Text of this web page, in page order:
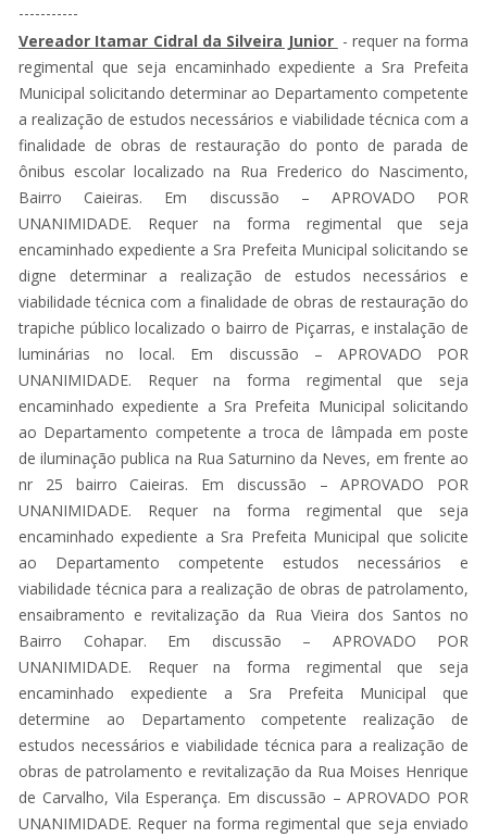
-----------
Vereador Itamar Cidral da Silveira Junior - requer na forma
regimental que seja encaminhado expediente a Sra Prefeita
Municipal solicitando determinar ao Departamento competente
a realização de estudos necessários e viabilidade técnica com a
finalidade de obras de restauração do ponto de parada de
ônibus escolar localizado na Rua Frederico do Nascimento,
Bairro Caieiras. Em discussão – APROVADO POR
UNANIMIDADE. Requer na forma regimental que seja
encaminhado expediente a Sra Prefeita Municipal solicitando se
digne determinar a realização de estudos necessários e
viabilidade técnica com a finalidade de obras de restauração do
trapiche público localizado o bairro de Piçarras, e instalação de
luminárias no local. Em discussão – APROVADO POR
UNANIMIDADE. Requer na forma regimental que seja
encaminhado expediente a Sra Prefeita Municipal solicitando
ao Departamento competente a troca de lâmpada em poste
de iluminação publica na Rua Saturnino da Neves, em frente ao
nr 25 bairro Caieiras. Em discussão – APROVADO POR
UNANIMIDADE. Requer na forma regimental que seja
encaminhado expediente a Sra Prefeita Municipal que solicite
ao Departamento competente estudos necessários e
viabilidade técnica para a realização de obras de patrolamento,
ensaibramento e revitalização da Rua Vieira dos Santos no
Bairro Cohapar. Em discussão – APROVADO POR
UNANIMIDADE. Requer na forma regimental que seja
encaminhado expediente a Sra Prefeita Municipal que
determine ao Departamento competente realização de
estudos necessários e viabilidade técnica para a realização de
obras de patrolamento e revitalização da Rua Moises Henrique
de Carvalho, Vila Esperança. Em discussão – APROVADO POR
UNANIMIDADE. Requer na forma regimental que seja enviado